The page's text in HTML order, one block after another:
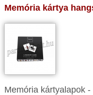
Memória kártya
Memória kártyalapok